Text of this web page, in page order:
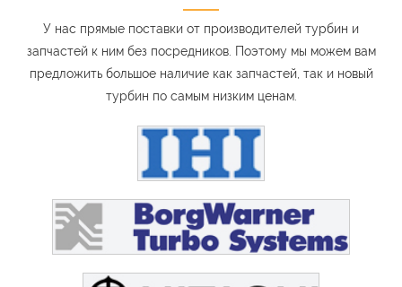
У нас прямые поставки от производителей турбин и
запчастей к ним без посредников. Поэтому мы можем вам
предложить большое наличие как запчастей, так и новый
турбин по самым низким ценам.